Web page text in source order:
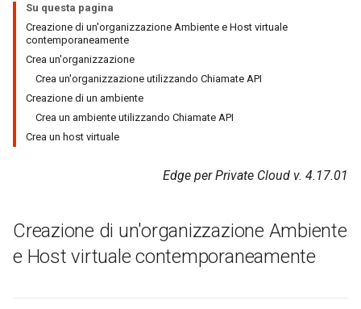
Su questa pagina
Creazione di un'organizzazione Ambiente e Host virtuale
contemporaneamente
Crea un'organizzazione
Crea un'organizzazione utilizzando Chiamate API
Creazione di un ambiente
Crea un ambiente utilizzando Chiamate API
Crea un host virtuale
Edge per Private Cloud v. 4.17.01
Creazione di un'organizzazione Ambiente
e Host virtuale contemporaneamente